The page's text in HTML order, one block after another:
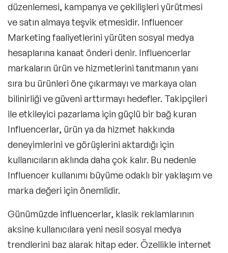
düzenlemesi, kampanya ve çekilişleri yürütmesi
ve satın almaya teşvik etmesidir. Influencer
Marketing faaliyetlerini yürüten sosyal medya
hesaplarına kanaat önderi denir. Influencerlar
markaların ürün ve hizmetlerini tanıtmanın yanı
sıra bu ürünleri öne çıkarmayı ve markaya olan
bilinirliği ve güveni arttırmayı hedefler. Takipçileri
ile etkileyici pazarlama için güçlü bir bağ kuran
Influencerlar, ürün ya da hizmet hakkında
deneyimlerini ve görüşlerini aktardığı için
kullanıcıların aklında daha çok kalır. Bu nedenle
Influencer kullanımı büyüme odaklı bir yaklaşım ve
marka değeri için önemlidir.
Günümüzde influencerlar, klasik reklamlarının
aksine kullanıcılara yeni nesil sosyal medya
trendlerini baz alarak hitap eder. Özellikle internet